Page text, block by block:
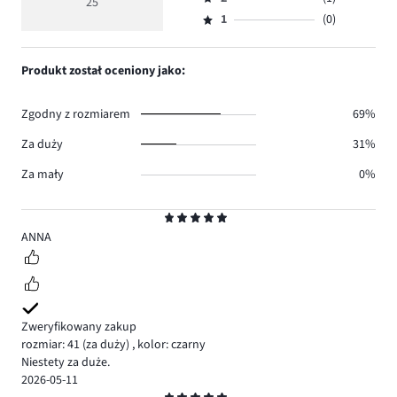
5
ANNA
Zweryfikowany zakup
rozmiar: 41 (za duży) , kolor: czarny
Niestety za duże.
2026-05-11
22.
głosów
ilość
Ocena
2,
Ocena
1,
1 (0)
Produkt został oceniony jako:
Zgodny z rozmiarem
69%
Za duży
31%
Za mały
0%